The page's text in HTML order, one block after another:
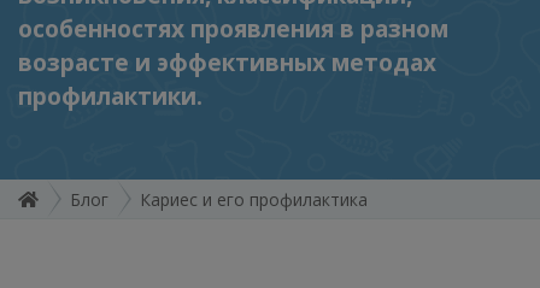
особенностях проявления в разном
возрасте и эффективных методах
профилактики.
Блог Кариес и его профилактика